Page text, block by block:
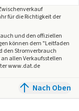
für die Richtigkeit der
und den offiziellen
können dem "Leitfaden
den Stromverbrauch
allen Verkaufsstellen
www.dat.de
Nach Oben